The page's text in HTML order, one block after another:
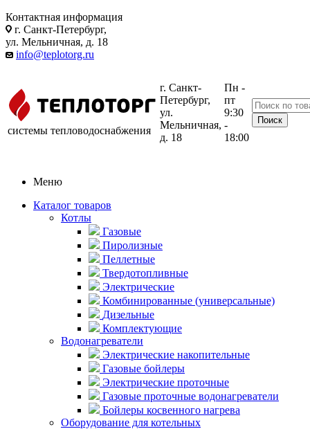
Контактная информация
г. Санкт-Петербург,
ул. Мельничная, д. 18
info@teplotorg.ru
системы тепловодоснабжения
г. Санкт-
Петербург,
ул.
Мельничная,
д. 18
Пн -
пт
9:30
-
18:00
Меню
Каталог товаров
Котлы
Газовые
Пиролизные
Пеллетные
Твердотопливные
Электрические
Комбинированные (универсальные)
Дизельные
Комплектующие
Водонагреватели
Электрические накопительные
Газовые бойлеры
Электрические проточные
Газовые проточные водонагреватели
Бойлеры косвенного нагрева
Оборудование для котельных